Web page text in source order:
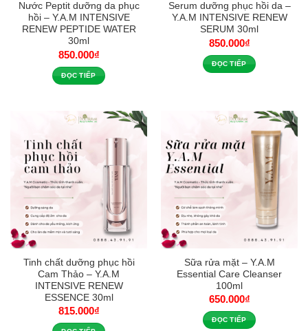
Nước Peptit dưỡng da phục
hồi – Y.A.M INTENSIVE
RENEW PEPTIDE WATER
30ml
850.000₫
ĐỌC TIẾP
Serum dưỡng phục hồi da –
Y.A.M INTENSIVE RENEW
SERUM 30ml
850.000₫
ĐỌC TIẾP
Tinh chất dưỡng phục hồi
Cam Thảo – Y.A.M
INTENSIVE RENEW
ESSENCE 30ml
815.000₫
Sữa rửa mặt – Y.A.M
Essential Care Cleanser
100ml
650.000₫
ĐỌC TIẾP